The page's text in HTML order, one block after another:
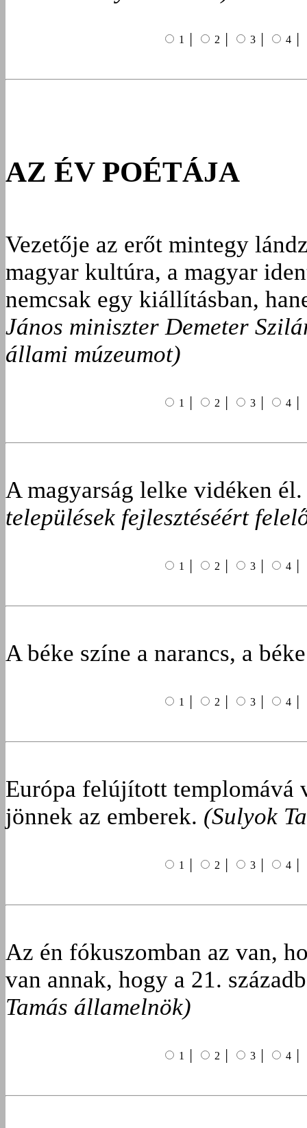
1 │ 2 │ 3 │ 4 │
AZ ÉV POÉTÁJA
Vezetője az erőt mintegy
magyar kultúra, a magyar
nemcsak egy kiállításban,
János miniszter Demeter
állami múzeumot)
1 │ 2 │ 3 │ 4 │
A magyarság lelke vidéken
települések fejlesztéséért
1 │ 2 │ 3 │ 4 │
A béke színe a narancs, a
1 │ 2 │ 3 │ 4 │
Európa felújított templomává
jönnek az emberek. (Sulyok
1 │ 2 │ 3 │ 4 │
Az én fókuszomban az van,
van annak, hogy a 21.
Tamás államelnök)
1 │ 2 │ 3 │ 4 │